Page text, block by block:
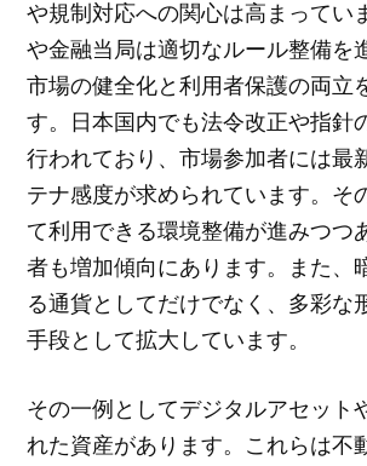
や規制対応への関心は高まってい
や金融当局は適切なルール整備を
市場の健全化と利用者保護の両立
す。日本国内でも法令改正や指針
行われており、市場参加者には最
テナ感度が求められています。そ
て利用できる環境整備が進みつつ
者も増加傾向にあります。また、
る通貨としてだけでなく、多彩な
手段として拡大しています。
その一例としてデジタルアセット
れた資産があります。これらは不